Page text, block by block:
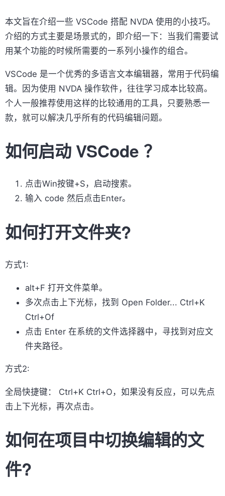
本文旨在介绍一些 VSCode 搭配 NVDA 使用的小技巧。
介绍的方式主要是场景式的，即介绍一下：当我们需要试
用某个功能的时候所需要的一系列小操作的组合。
VSCode 是一个优秀的多语言文本编辑器，常用于代码编
辑。因为使用 NVDA 操作软件，往往学习成本比较高。
个人一般推荐使用这样的比较通用的工具，只要熟悉一
款，就可以解决几乎所有的代码编辑问题。
如何启动 VSCode ？
点击Win按键+S，启动搜索。
输入 code 然后点击Enter。
如何打开文件夹?
方式1:
alt+F 打开文件菜单。
多次点击上下光标，找到 Open Folder... Ctrl+K
Ctrl+Of
点击 Enter 在系统的文件选择器中，寻找到对应文
件夹路径。
方式2:
全局快捷键： Ctrl+K Ctrl+O，如果没有反应，可以先点
击上下光标，再次点击。
如何在项目中切换编辑的文
件?